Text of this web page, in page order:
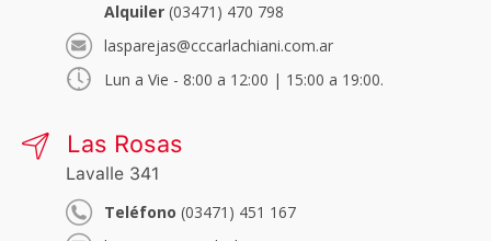
Alquiler (03471) 470 798
lasparejas@cccarlachiani.com.ar
Lun a Vie - 8:00 a 12:00 | 15:00 a 19:00.
Las Rosas
Lavalle 341
Teléfono (03471) 451 167